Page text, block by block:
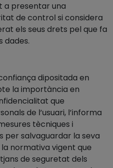
a presentar una
de control si considera
els seus drets pel que fa
dades.
dipositada en
la importància en
que
de l’usuari, l’informa
tècniques i
per salvaguardar la seva
normativa vigent que
de seguretat dels